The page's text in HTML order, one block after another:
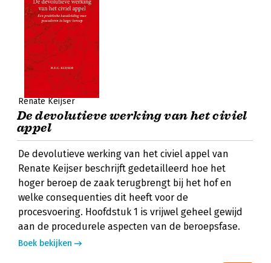
Renate Keijser
De devolutieve werking van het civiel
appel
De devolutieve werking van het civiel appel van
Renate Keijser beschrijft gedetailleerd hoe het
hoger beroep de zaak terugbrengt bij het hof en
welke consequenties dit heeft voor de
procesvoering. Hoofdstuk 1 is vrijwel geheel gewijd
aan de procedurele aspecten van de beroepsfase.
Boek bekijken